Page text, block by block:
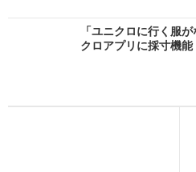
「ユニクロに行く服
クロアプリに採寸機